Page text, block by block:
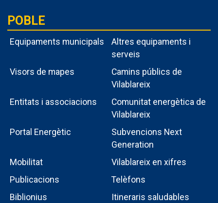
Menú
intern
poble
POBLE
Equipaments municipals
Altres equipaments i
serveis
Visors de mapes
Camins públics de
Vilablareix
Entitats i associacions
Comunitat energètica de
Vilablareix
Portal Energètic
Subvencions Next
Generation
Mobilitat
Vilablareix en xifres
Publicacions
Telèfons
Biblionius
Itineraris saludables